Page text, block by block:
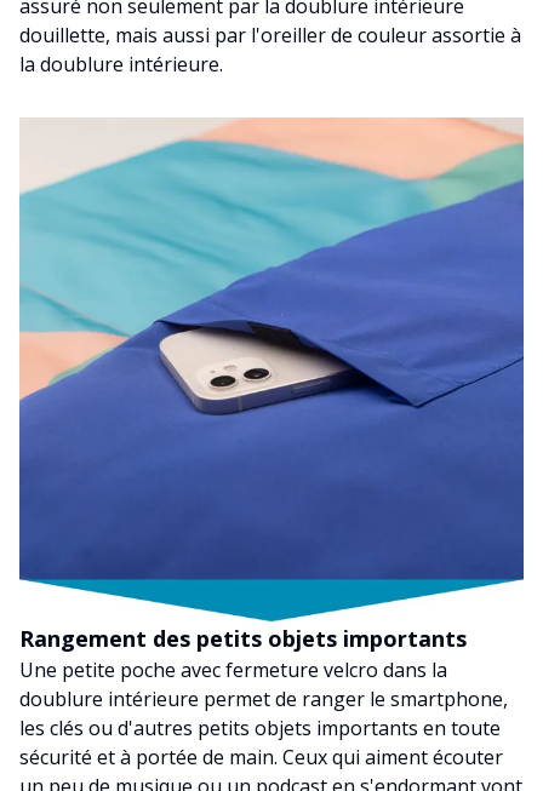
assuré non seulement par la doublure intérieure
douillette, mais aussi par l'oreiller de couleur assortie à
la doublure intérieure.
Rangement des petits objets importants
Une petite poche avec fermeture velcro dans la
doublure intérieure permet de ranger le smartphone,
les clés ou d'autres petits objets importants en toute
sécurité et à portée de main. Ceux qui aiment écouter